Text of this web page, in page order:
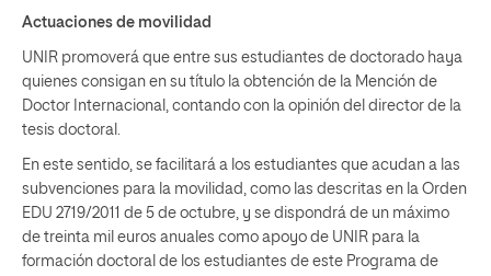
Actuaciones de movilidad
UNIR promoverá que entre sus estudiantes de doctorado haya
quienes consigan en su título la obtención de la Mención de
Doctor Internacional, contando con la opinión del director de la
tesis doctoral.
En este sentido, se facilitará a los estudiantes que acudan a las
subvenciones para la movilidad, como las descritas en la Orden
EDU 2719/2011 de 5 de octubre, y se dispondrá de un máximo
de treinta mil euros anuales como apoyo de UNIR para la
formación doctoral de los estudiantes de este Programa de